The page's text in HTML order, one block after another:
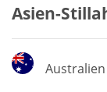
Asien-
Australien
Australien